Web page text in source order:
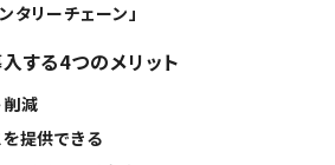
タリーチェーン」
する4つのメリット
減
提供できる